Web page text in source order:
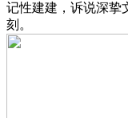
记性建建，诉说深挚
刻。